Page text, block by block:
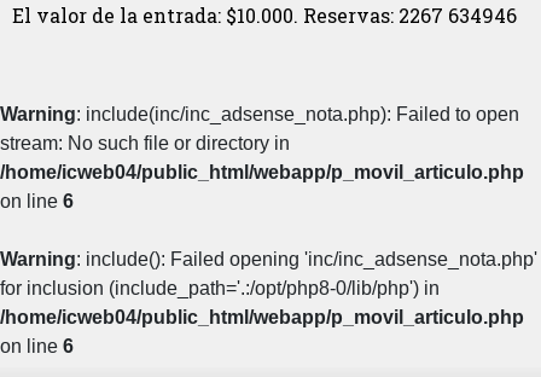
El valor de la entrada: $10.000. Reservas: 2267 634946
Warning: include(inc/inc_adsense_nota.php): Failed to open
stream: No such file or directory in
/home/icweb04/public_html/webapp/p_movil_articulo.php
on line 6
Warning: include(): Failed opening 'inc/inc_adsense_nota.php'
for inclusion (include_path='.:/opt/php8-0/lib/php') in
/home/icweb04/public_html/webapp/p_movil_articulo.php
on line 6